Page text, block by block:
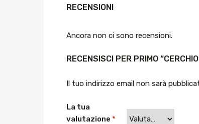
RECENSIONI
Ancora non ci sono recensioni.
RECENSISCI PER PRIMO
Il tuo indirizzo email non sarà
La tua
valutazione *